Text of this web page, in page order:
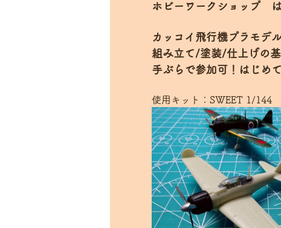
ホビーワークショップ　
カッコイ飛行機プラモデ
組み立て/塗装/仕上げの
手ぶらで参加可！はじめ
使用キット：SWEET 1/144